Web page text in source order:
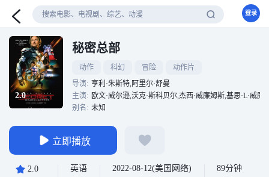
登录
2.0
秘密总部
动作 科幻 冒险
动作片
导演: 亨利·朱斯特,阿里尔·舒曼
主演: 欧文·威尔逊,沃克·斯科贝尔,杰西·威廉姆斯,基思·L·威廉
别名: 未知
立即播放
2.0 英语 2022-08-12(美国网络) 89分钟